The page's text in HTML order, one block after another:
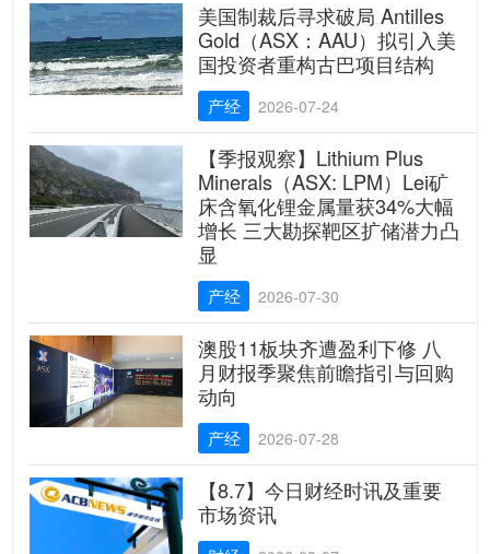
美国制裁后寻求破局 Antilles
Gold（ASX：AAU）拟引入美
国投资者重构古巴项目结构
产经 2026-07-24
【季报观察】Lithium Plus
Minerals（ASX: LPM）Lei矿
床含氧化锂金属量获34%大幅
增长 三大勘探靶区扩储潜力凸
显
产经 2026-07-30
澳股11板块齐遭盈利下修 八
月财报季聚焦前瞻指引与回购
动向
产经 2026-07-28
【8.7】今日财经时讯及重要
市场资讯